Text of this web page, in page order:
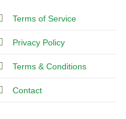
Terms of Service
Privacy Policy
Terms & Conditions
Contact